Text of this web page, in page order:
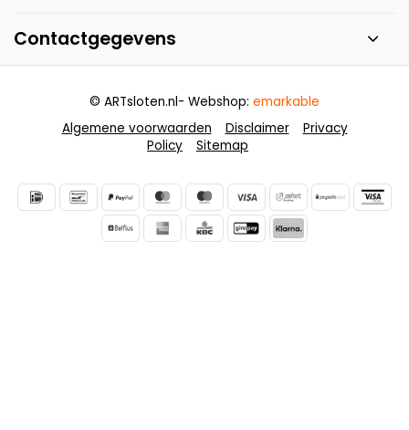
Contactgegevens
Algemene voorwaarden Disclaimer
Privacy
Policy
Sitemap
© ARTsloten.nl- Webshop: emarkable